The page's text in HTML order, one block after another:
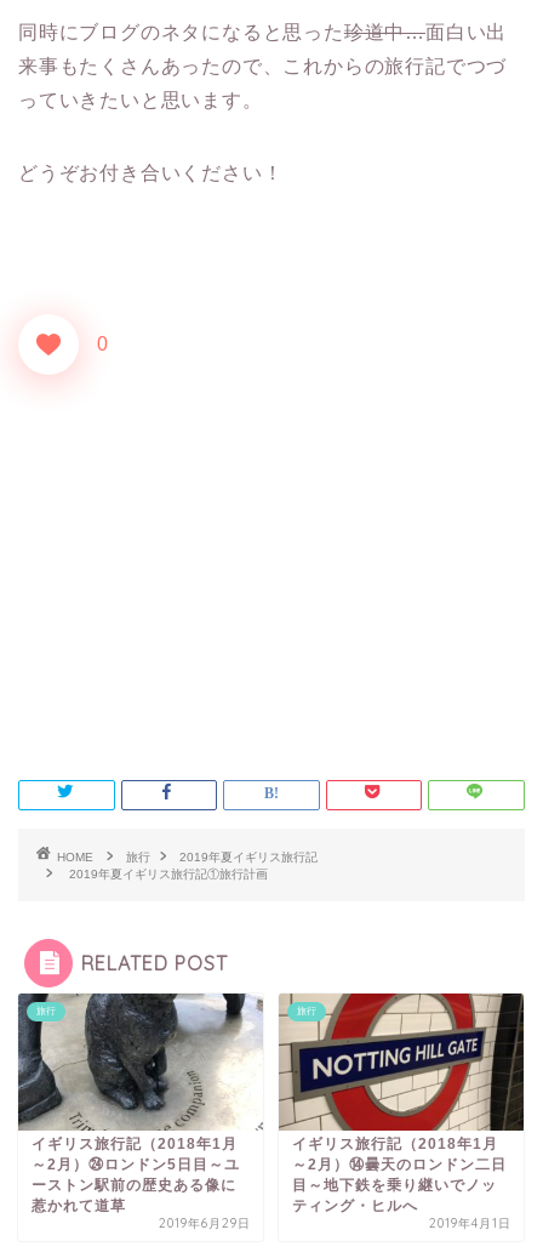
同時にブログのネタになると思った珍道中…面白い出
来事もたくさんあったので、これからの旅行記でつづ
っていきたいと思います。
どうぞお付き合いください！
0
HOME 旅行
2019年夏イギリス旅行記
2019年夏イギリス旅行記①旅行計画
RELATED POST
旅行
イギリス旅行記（2018年1月
～2月）㉔ロンドン5日目～ユ
ーストン駅前の歴史ある像に
惹かれて道草
2019年6月29日
旅行
イギリス旅行記（2018年1月
～2月）⑭曇天のロンドン二日
目～地下鉄を乗り継いでノッ
ティング・ヒルへ
2019年4月1日